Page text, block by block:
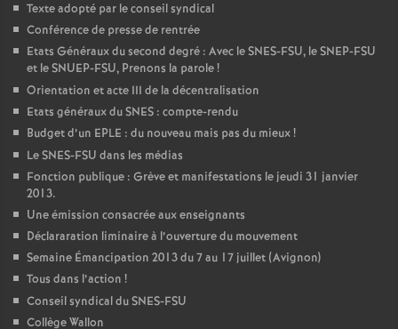
Texte adopté par le conseil syndical
Conférence de presse de rentrée
Etats Généraux du second degré : Avec le SNES-FSU, le SNEP-FSU
et le SNUEP-FSU, Prenons la parole!
Orientation et acte III de la décentralisation
Etats généraux du SNES : compte-rendu
Budget d’un EPLE : du nouveau mais pas du mieux!
Le SNES-FSU dans les médias
Fonction publique : Grève et manifestations le jeudi 31 janvier
2013.
Une émission consacrée aux enseignants
Déclararation liminaire à l’ouverture du mouvement
Semaine Émancipation 2013 du 7 au 17 juillet (Avignon)
Tous dans l’action !
Conseil syndical du SNES-FSU
Collège Wallon